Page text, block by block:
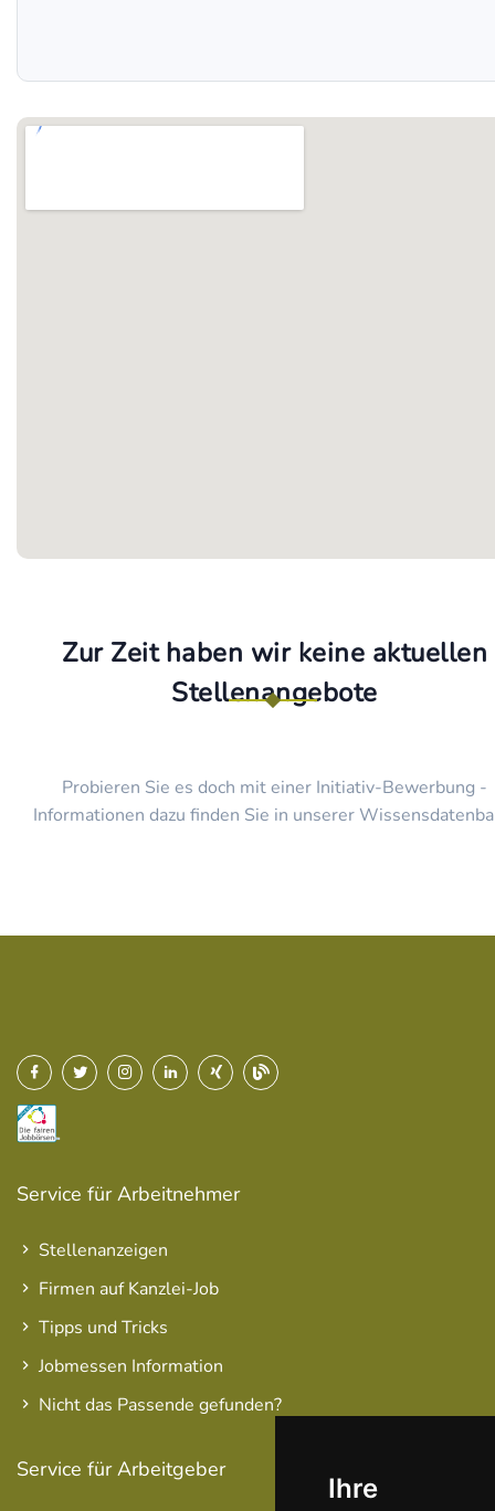
Ihre
Zur Zeit haben wir keine aktuellen
Stellenangebote
Probieren Sie es doch mit einer Initiativ-Bewerbung -
Informationen dazu finden Sie in unserer
Service für Arbeitnehmer
Stellenanzeigen
Firmen auf Kanzlei-Job
Tipps und Tricks
Jobmessen Information
Nicht das Passende gefunden?
Service für Arbeitgeber